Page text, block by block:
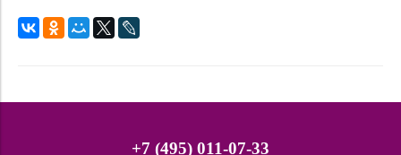
+7 (495) 011-07-33